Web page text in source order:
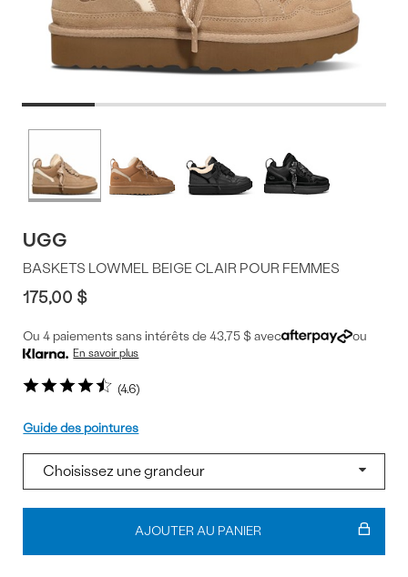
Offres
du
produit
Plus
couleurs
UGG
4.6
BASKETS LOWMEL BEIGE CLAIR POUR FEMMES
175,00 $
Ou 4 paiements sans intérêts de 43,75 $ avec ou
En savoir plus
Pointure
Guide des pointures
Ajouter
panier
AJOUTER AU PANIER